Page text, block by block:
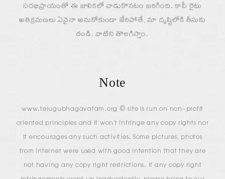
సదభిప్రాయంతో ఈ జాలికలో వాడుకొనటం జరిగింది. కాపీ రైటు
అతిక్రమణలు ఏవైనా అనుకోకుండా జేరిపోతే, మా దృష్టిలోకి తీసుకు
రండి. వాటిని తొలగిస్తాం.
Note
www.telugubhagavatam.org © site is run on non-profit
oriented principles and it won’t infringe any copy rights nor
it encourages any such activities. Some pictures, photos
from internet were used with good intention that they are
not having any copy right restrictions. If any copy right